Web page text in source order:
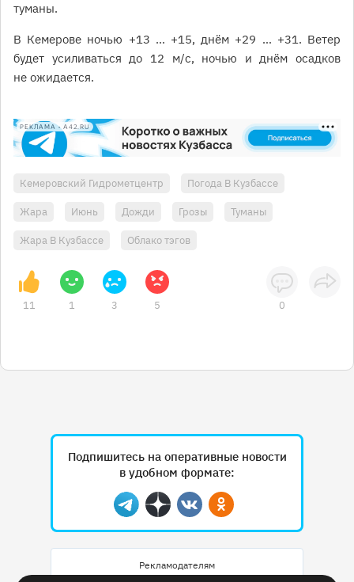
туманы.
В Кемерове ночью +13 … +15, днём +29 … +31. Ветер
будет усиливаться до 12 м/с, ночью и днём осадков
не ожидается.
РЕКЛАМА • A42.RU
Кемеровский Гидрометцентр Погода В Кузбассе
Жара Июнь Дожди Грозы Туманы
Жара В Кузбассе Облако тэгов
11 1 3 5 0
Подпишитесь на оперативные новости
в удобном формате:
Telegram
ДзенВконтактеОдноклассники
Рекламодателям